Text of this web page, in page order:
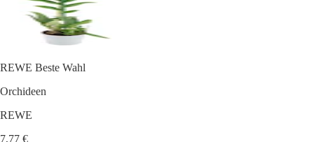
REWE Beste Wahl
Orchideen
REWE
7,77 €